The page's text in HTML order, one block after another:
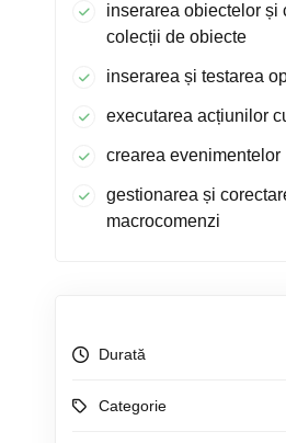
inserarea obiectelor și
colecții de obiecte
inserarea și testarea
executarea acțiunilor
crearea evenimentelor
gestionarea și
macrocomenzi
Durată
Categorie